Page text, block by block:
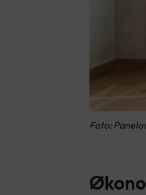
Foto: